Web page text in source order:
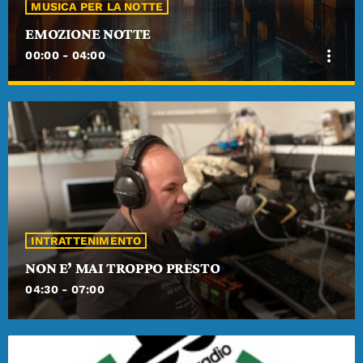
DEDICHE
MUSICA PER LA NOTTE
EMOZIONE NOTTE
00:00 - 04:00 more_vert
EMOZIONE NOTTE
Le emozioni si accendono.
Nel silenzio della notte, le emozioni si accendono, melodie che
risuonano nell'anima, per ch desidera sognare e amare...
close
INTRATTENIMENTO
NON E’ MAI TROPPO PRESTO
04:30 - 07:00